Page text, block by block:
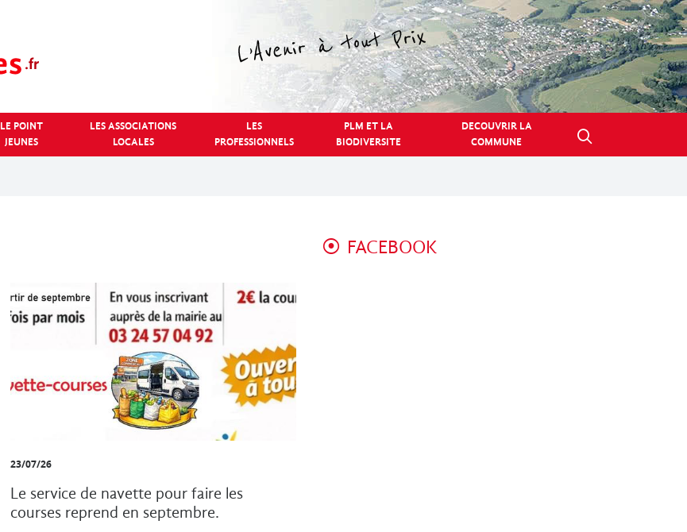
LE POINT
JEUNES
LES ASSOCIATIONS
LOCALES
LES
PROFESSIONNELS
PLM ET LA
BIODIVERSITE
DECOUVRIR LA
COMMUNE
23/07/26
Le service de navette pour faire les
courses reprend en septembre.
FACEBOOK